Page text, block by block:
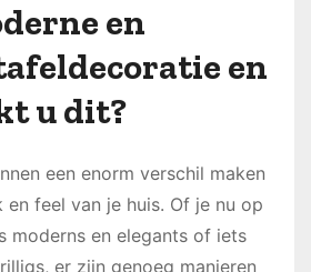
en
en
u dit?
een enorm verschil maken
en feel van je huis. Of je nu op
moderns en elegants of iets
er zijn genoeg manieren